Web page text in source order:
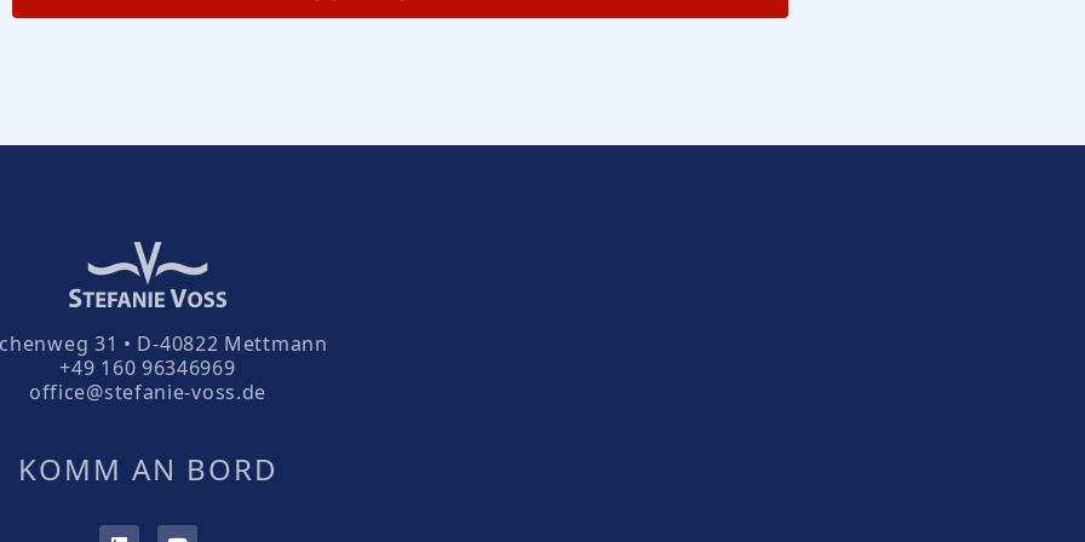
31 • D-40822 Mettmann
+49 160 96346969
office@stefanie-voss.de
KOMM AN BORD